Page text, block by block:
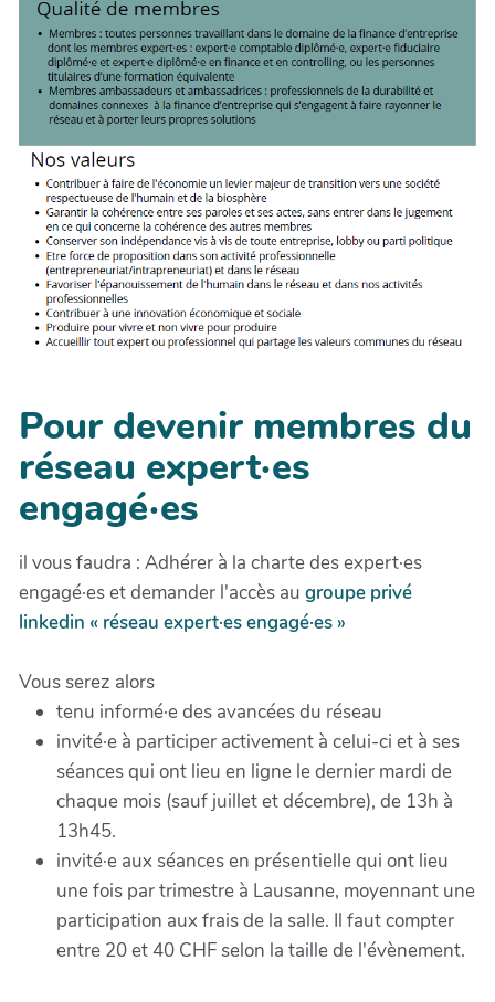
Pour devenir membres du
réseau expert·es
engagé·es
il vous faudra : Adhérer à la charte des expert·es
engagé·es et demander l'accès au groupe privé
linkedin « réseau expert·es engagé·es »
Vous serez alors
tenu informé·e des avancées du réseau
invité·e à participer activement à celui-ci et à ses
séances qui ont lieu en ligne le dernier mardi de
chaque mois (sauf juillet et décembre), de 13h à
13h45.
invité·e aux séances en présentielle qui ont lieu
une fois par trimestre à Lausanne, moyennant une
participation aux frais de la salle. Il faut compter
entre 20 et 40 CHF selon la taille de l'évènement.